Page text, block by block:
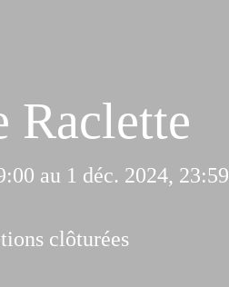
Raclette
au 1 déc. 2024, 23:59
clôturées